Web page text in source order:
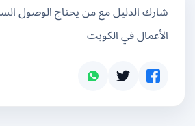
شارك الدليل مع من يحتاج الوصول السريع
الأعمال في الكويت